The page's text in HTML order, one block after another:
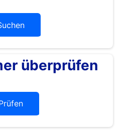
überprüfen